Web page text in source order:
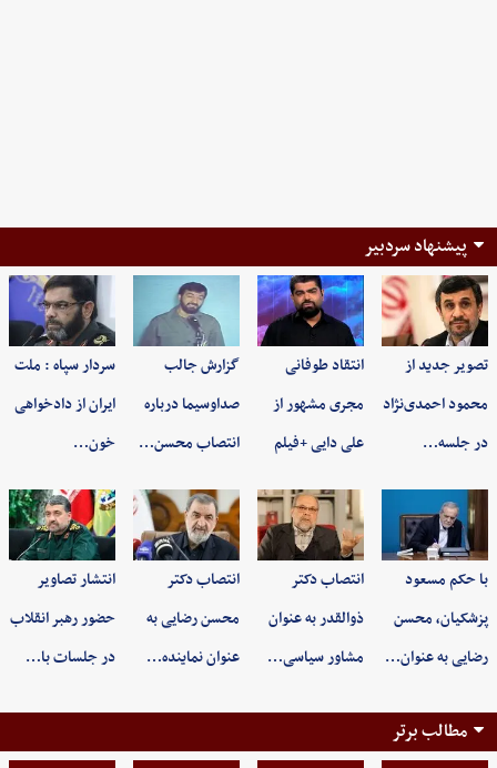
پیشنهاد سردبیر
تصویر جدید از
محمود احمدی‌نژاد
در جلسه…
انتقاد طوفانی
مجری مشهور از
علی دایی +فیلم
گزارش جالب
صداوسیما درباره
انتصاب محسن…
سردار سپاه : ملت
ایران از دادخواهی
خون…
با حکم مسعود
پزشکیان، محسن
رضایی به عنوان…
انتصاب دکتر
ذوالقدر به عنوان
مشاور سیاسی…
انتصاب دکتر
محسن رضایی به
عنوان نماینده…
انتشار تصاویر
حضور رهبر انقلاب
در جلسات با…
مطالب برتر